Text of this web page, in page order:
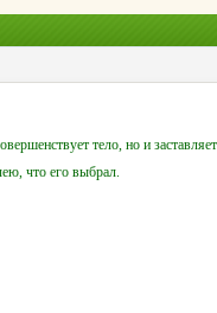
тело, но и
что его выбрал.